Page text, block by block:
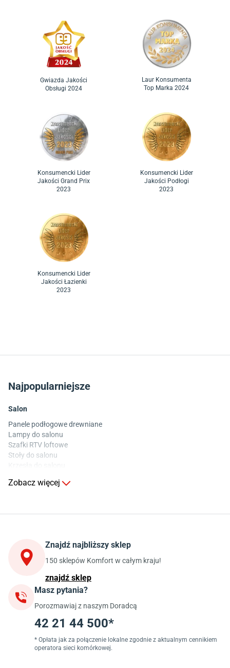
Gwiazda Jakości
Obsługi 2024
Laur Konsumenta
Top Marka 2024
Konsumencki Lider
Jakości Grand Prix
2023
Konsumencki Lider
Jakości Podłogi
2023
Konsumencki Lider
Jakości Łazienki
2023
Najpopularniejsze
Salon
Panele podłogowe drewniane
Lampy do salonu
Szafki RTV loftowe
Stoły do salonu
Stoły do kuchni
Szafki kuchenne wiszące (górne)
Szafki pod zlewozmywak
Blaty kuchenne laminowane
Jadalnia
Stoły do jadalni
Krzesła do jadalni
Dywany szare
Lampy w stylu loftowym
Lampy wiszące do jadalni
Zobacz więcej
Znajdź najbliższy sklep
150 sklepów Komfort w całym kraju!
znajdź sklep
Masz pytania?
Porozmawiaj z naszym Doradcą
42 21 44 500*
* Opłata jak za połączenie lokalne zgodnie z aktualnym cennikiem
operatora sieci komórkowej.